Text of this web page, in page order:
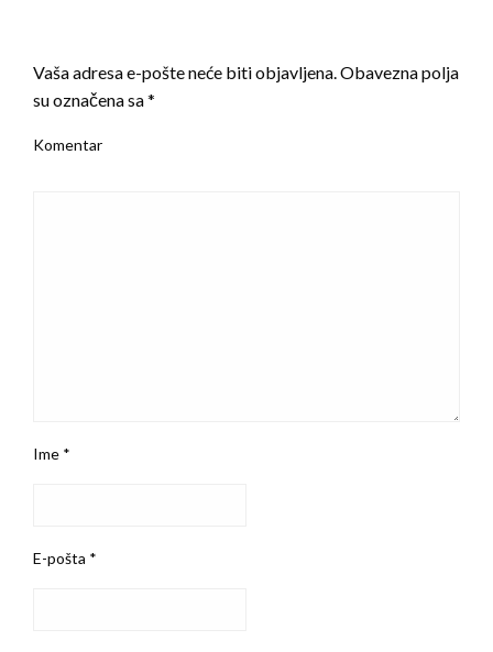
Vaša adresa e-pošte neće biti objavljena.Obavezna polja
su označena sa*
Komentar
Ime *
E-pošta *